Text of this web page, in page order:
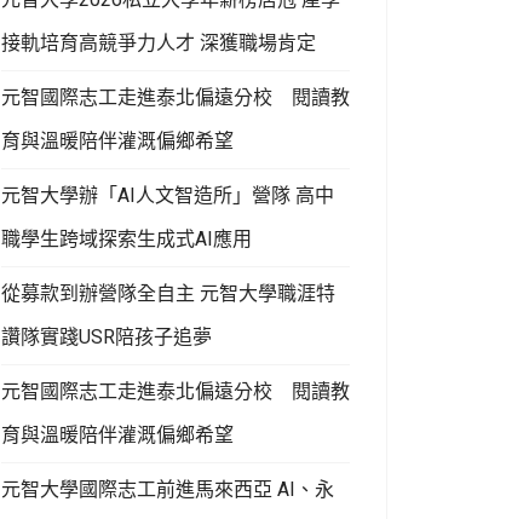
接軌培育高競爭力人才 深獲職場肯定
元智國際志工走進泰北偏遠分校 閱讀教
育與溫暖陪伴灌溉偏鄉希望
元智大學辦「AI人文智造所」營隊 高中
職學生跨域探索生成式AI應用
從募款到辦營隊全自主 元智大學職涯特
讚隊實踐USR陪孩子追夢
元智國際志工走進泰北偏遠分校 閱讀教
育與溫暖陪伴灌溉偏鄉希望
元智大學國際志工前進馬來西亞 AI、永